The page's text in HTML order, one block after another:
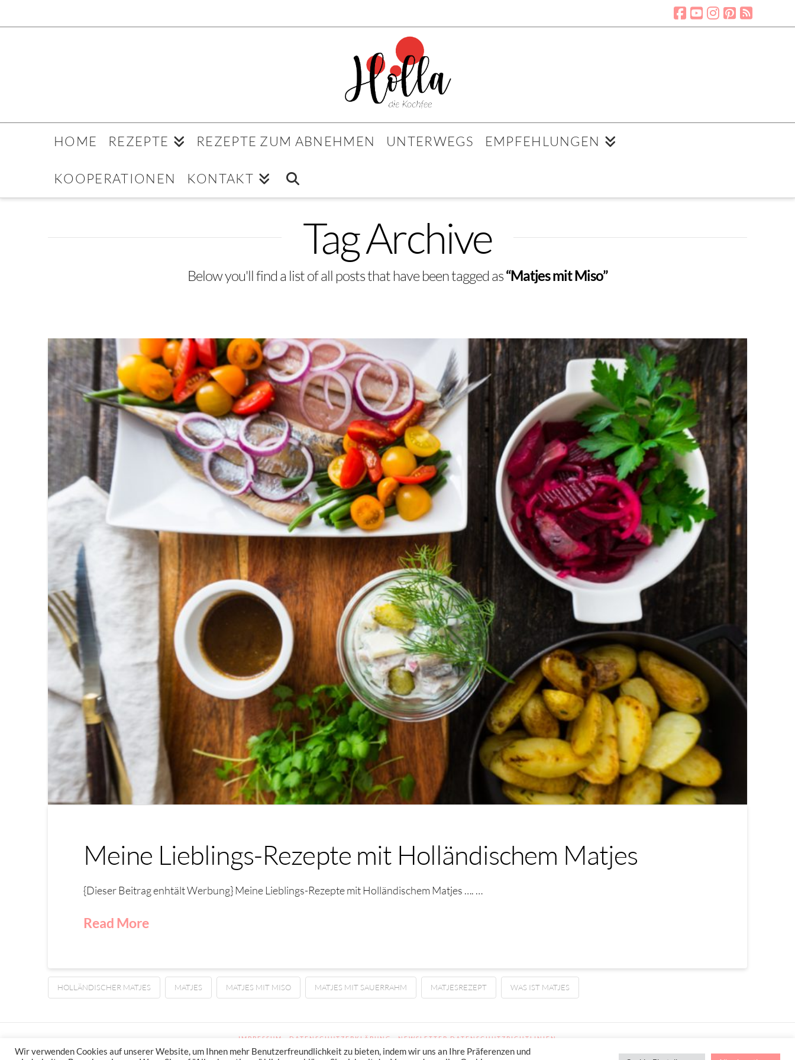
HOME REZEPTE REZEPTE ZUM ABNEHMEN UNTERWEGS EMPFEHLUNGEN
KOOPERATIONEN KONTAKT
Tag Archive
Below you'll find a list of all posts that have been tagged as“Matjes mit Miso”
Meine Lieblings-Rezepte mit Holländischem Matjes
{Dieser Beitrag enhtält Werbung} Meine Lieblings-Rezepte mit Holländischem Matjes …. …
Read More
HOLLÄNDISCHER MATJES MATJES MATJES MIT MISO MATJES MIT SAUERRAHM MATJESREZEPT WAS IST MATJES
IMPRESSUM DATENSCHUTZERKLÄRUNG NEWSLETTER DATENSCHUTZRICHTLINIEN
Wir verwenden Cookies auf unserer Website, um Ihnen mehr Benutzerfreundlichkeit zu bieten, indem wir uns an Ihre Präferenzen und